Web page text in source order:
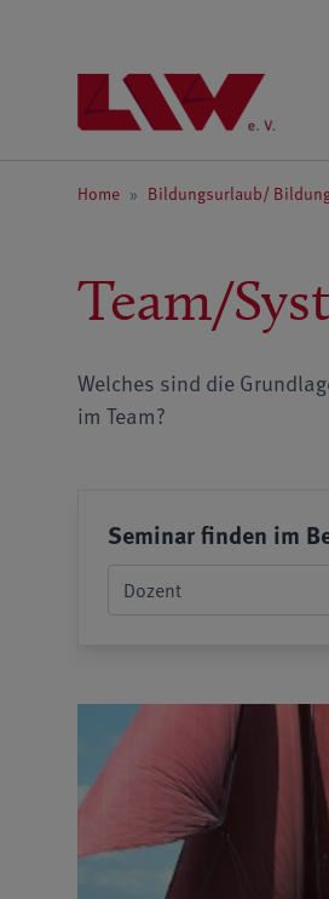
Home » Bildungsurlaub/
Team/
Welches sind die
im Team?
Seminar finden im